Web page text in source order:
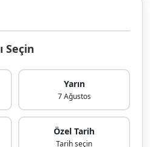
Seçin
Yarın
7 Ağustos
Özel Tarih
Tarih seçin